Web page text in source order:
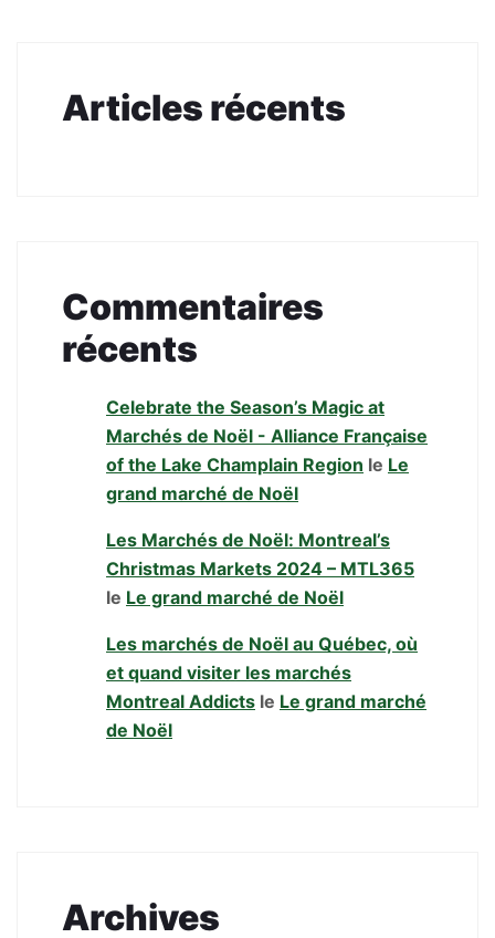
Articles récents
Commentaires
récents
Celebrate the Season’s Magic at
Marchés de Noël - Alliance Française
of the Lake Champlain Region le Le
grand marché de Noël
Les Marchés de Noël: Montreal’s
Christmas Markets 2024 – MTL365
le Le grand marché de Noël
Les marchés de Noël au Québec, où
et quand visiter les marchés
Montreal Addicts le Le grand marché
de Noël
Archives